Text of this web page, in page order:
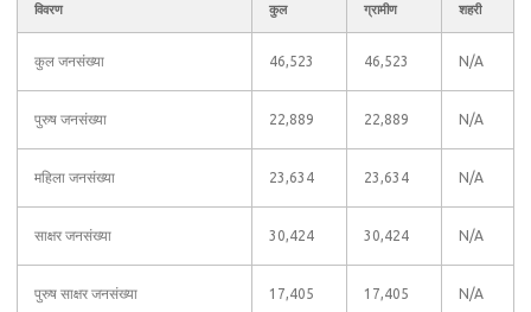
विवरण कुल ग्रामीण शहरी
कुल जनसंख्या 46,523 46,523 N/A
पुरुष जनसंख्या 22,889 22,889 N/A
महिला जनसंख्या 23,634 23,634 N/A
साक्षर जनसंख्या 30,424 30,424 N/A
पुरुष साक्षर जनसंख्या 17,405 17,405 N/A